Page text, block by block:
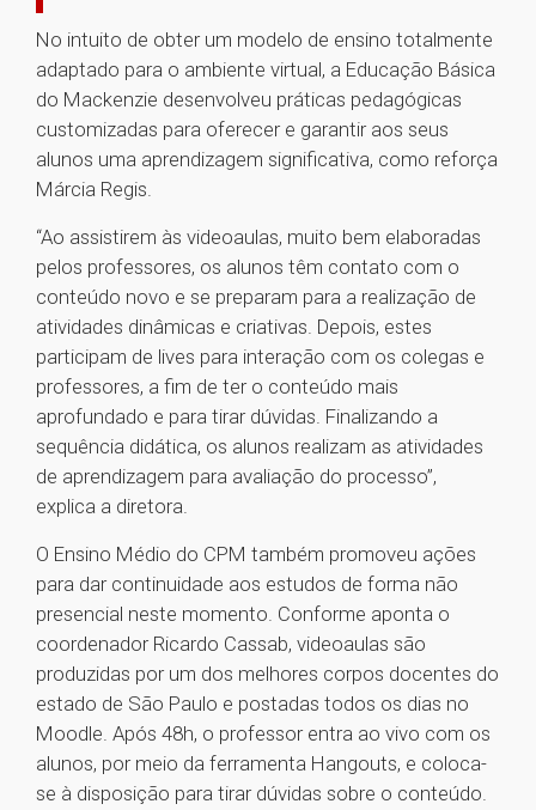
No intuito de obter um modelo de ensino totalmente
adaptado para o ambiente virtual, a Educação Básica
do Mackenzie desenvolveu práticas pedagógicas
customizadas para oferecer e garantir aos seus
alunos uma aprendizagem significativa, como reforça
Márcia Regis.
“Ao assistirem às videoaulas, muito bem elaboradas
pelos professores, os alunos têm contato com o
conteúdo novo e se preparam para a realização de
atividades dinâmicas e criativas. Depois, estes
participam de lives para interação com os colegas e
professores, a fim de ter o conteúdo mais
aprofundado e para tirar dúvidas. Finalizando a
sequência didática, os alunos realizam as atividades
de aprendizagem para avaliação do processo”,
explica a diretora.
O Ensino Médio do CPM também promoveu ações
para dar continuidade aos estudos de forma não
presencial neste momento. Conforme aponta o
coordenador Ricardo Cassab, videoaulas são
produzidas por um dos melhores corpos docentes do
estado de São Paulo e postadas todos os dias no
Moodle. Após 48h, o professor entra ao vivo com os
alunos, por meio da ferramenta Hangouts, e coloca-
se à disposição para tirar dúvidas sobre o conteúdo.